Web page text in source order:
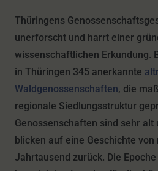
Thüringens
unerforscht und harrt einer
wissenschaftlichen Erkundung.
in Thüringen 345 anerkannte
Waldgenossenschaften, die
regionale Siedlungsstruktur
Genossenschaften sind sehr alt
blicken auf eine Geschichte
Jahrtausend zurück. Die